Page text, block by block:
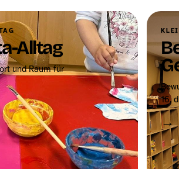
Alltag
und Raum für
16,
→